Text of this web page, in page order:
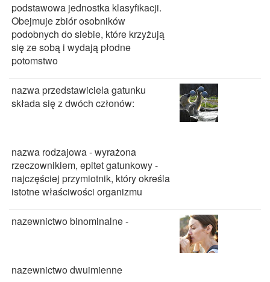
podstawowa jednostka klasyfikacji.
Obejmuje zbiór osobników
podobnych do siebie, które krzyżują
się ze sobą i wydają płodne
potomstwo
nazwa przedstawiciela gatunku
składa się z dwóch członów:
nazwa rodzajowa - wyrażona
rzeczownikiem, epitet gatunkowy -
najczęściej przymiotnik, który określa
istotne właściwości organizmu
nazewnictwo binominalne -
nazewnictwo dwuimienne